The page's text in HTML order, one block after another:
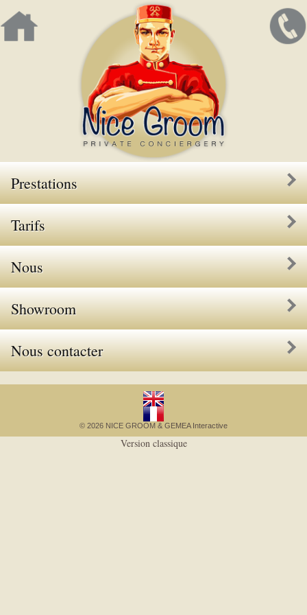
Prestations
Tarifs
Nous
Showroom
Nous contacter
© 2026 NICE GROOM & GEMEA Interactive
Version classique